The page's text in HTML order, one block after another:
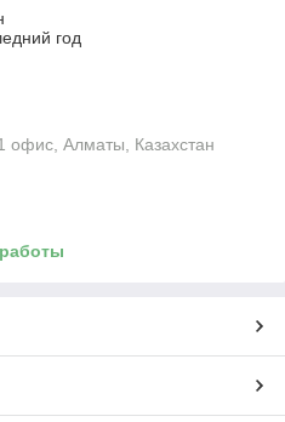
год
офис, Алматы, Казахстан